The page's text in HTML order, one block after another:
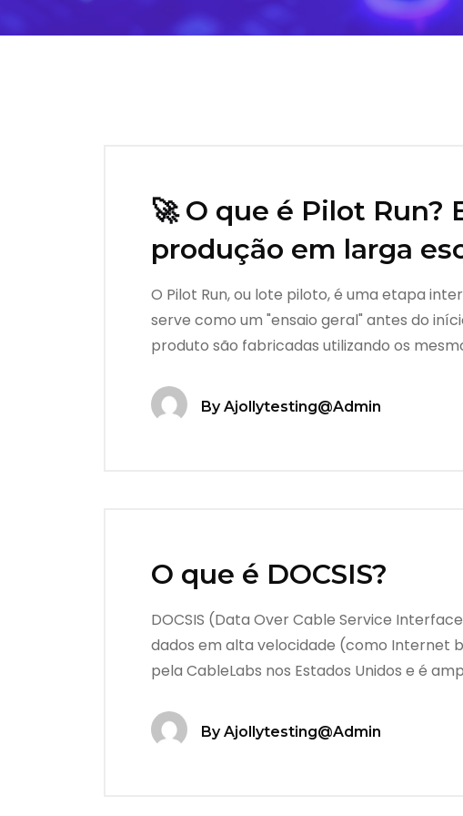
🚀 O que é Pilot Run?
produção em larga
O Pilot Run, ou lote piloto, é uma etapa
serve como um "ensaio geral" antes do
produto são fabricadas utilizando os
ByAjollytesting@admin
O que é DOCSIS?
DOCSIS (Data Over Cable Service
dados em alta velocidade (como Internet
pela CableLabs nos Estados Unidos e é
ByAjollytesting@admin